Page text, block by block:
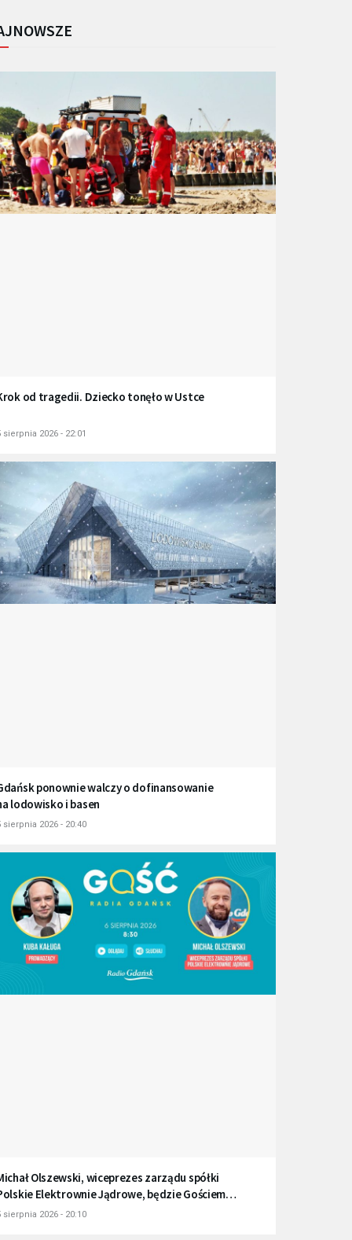
od tragedii. Dziecko tonęło w Ustce
sierpnia 2026 - 22:01
ponownie walczy o dofinansowanie
lodowisko i basen
sierpnia 2026 - 20:40
Olszewski, wiceprezes zarządu spółki
Elektrownie Jądrowe, będzie Gościem
Gdańsk
sierpnia 2026 - 20:10